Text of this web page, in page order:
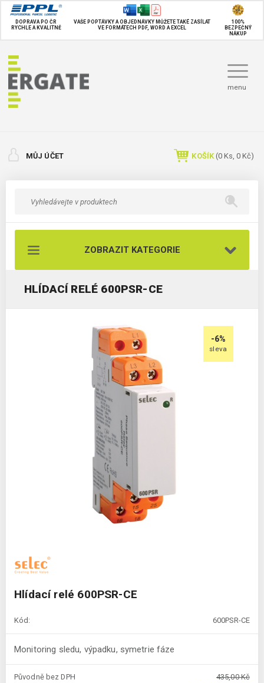
DOPRAVA PO ČR
RYCHLE A KVALITNĚ
VAŠE POPTÁVKY A OBJEDNÁVKY MŮŽETE TAKÉ ZASÍLAT
VE FORMÁTECH PDF, WORD A EXCEL
100%
BEZPEČNÝ
NÁKUP
menu
MŮJ ÚČET KOŠÍK (0 Ks, 0 Kč)
ZOBRAZIT KATEGORIE
HLÍDACÍ RELÉ 600PSR-CE
-6%
sleva
Hlídací relé 600PSR-CE
Kód: 600PSR-CE
Monitoring sledu, výpadku, symetrie fáze
Původně bez DPH
435,00 Kč